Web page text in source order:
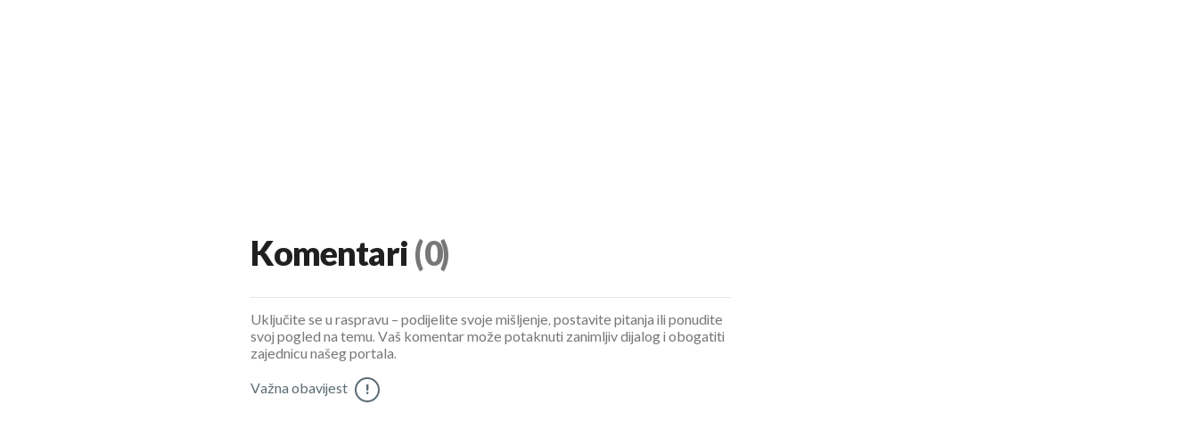
Komentari (0)
Uključite se u raspravu – podijelite svoje mišljenje, postavite pitanja ili ponudite
svoj pogled na temu. Vaš komentar može potaknuti zanimljiv dijalog i obogatiti
zajednicu našeg portala.
Važna obavijest !